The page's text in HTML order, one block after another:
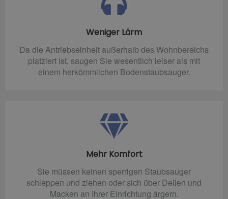
Weniger Lärm
Da die Antriebseinheit außerhalb des Wohnbereichs
platziert ist, saugen Sie wesentlich leiser als mit
einem herkömmlichen Bodenstaubsauger.
Mehr Komfort
Sie müssen keinen sperrigen Staubsauger
schleppen und ziehen oder sich über Dellen und
Macken an Ihrer Einrichtung ärgern.